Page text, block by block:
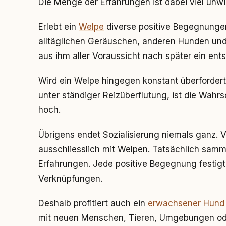
Die Menge der Erfahrungen ist dabei viel
Erlebt ein Welpe diverse positive
alltäglichen Geräuschen, anderen Hunden
aus ihm aller Voraussicht nach später ein
Wird ein Welpe hingegen konstant
unter ständiger Reizüberflutung, ist die
hoch.
Übrigens endet Sozialisierung niemals ganz.
ausschliesslich mit Welpen. Tatsächlich
Erfahrungen. Jede positive Begegnung
Verknüpfungen.
Deshalb profitiert auch ein erwachsener Hund
mit neuen Menschen, Tieren, Umgebungen